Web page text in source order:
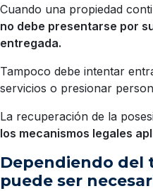
Cuando una propiedad
no debe presentarse por
entregada.
Tampoco debe intentar
servicios o presionar
La recuperación de la
los mecanismos legales
Dependiendo del
puede ser